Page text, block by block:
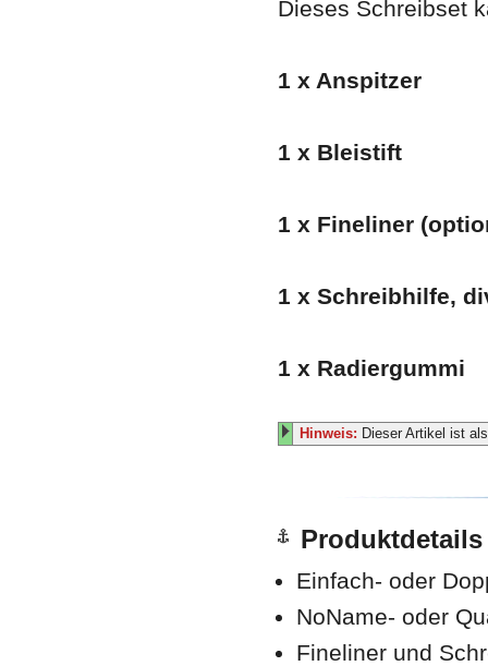
Dieses Schreibset
1 x Anspitzer
1 x Bleistift
1 x Fineliner
1 x Schreibhilfe,
1 x Radiergummi
Hinweis: Dieser Artikel ist
Produktdetails
Einfach- oder
NoName- oder
Fineliner und